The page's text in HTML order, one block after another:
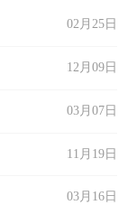
02月25日
12月09日
03月07日
11月19日
03月16日